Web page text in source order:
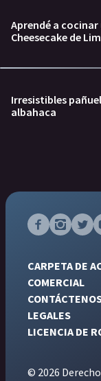
Aprendé a
Cheesecake de
Irresistibles
albahaca
CARPETA DE
COMERCIAL
LEGALES
LICENCIA DE
© 2026